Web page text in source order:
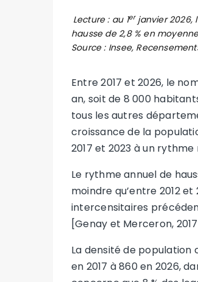
Lecture : au 1erjanvier 2026,
hausse de 2,8 % en
Source : Insee,
Entre 2017 et 2026, le
an, soit de 8 000
tous les autres
croissance de la
2017 et 2023 à un
Le rythme annuel de
moindre qu’entre 2012
intercensitaires
[Genay et Merceron,
La densité de population
en 2017 à 860 en 2026,